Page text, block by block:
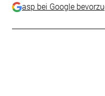
asp bei Google